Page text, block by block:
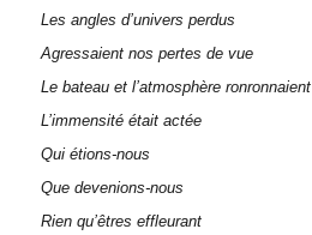
Les angles d’univers perdus
Agressaient nos pertes de vue
Le bateau et l’atmosphère ronronnaient
L’immensité était actée
Qui étions-nous
Que devenions-nous
Rien qu’êtres effleurant